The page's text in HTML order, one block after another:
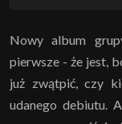
Nowy album
pierwsze - że jest,
już zwątpić, czy
udanego debiutu.